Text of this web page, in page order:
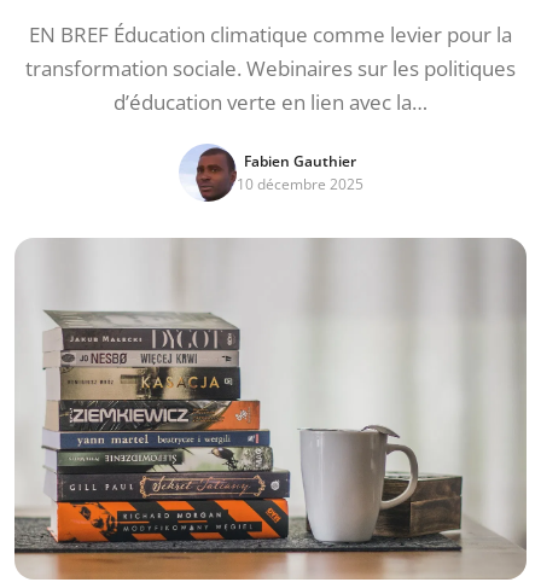
EN BREF Éducation climatique comme levier pour la
transformation sociale. Webinaires sur les politiques
d’éducation verte en lien avec la…
Fabien Gauthier
10 décembre 2025